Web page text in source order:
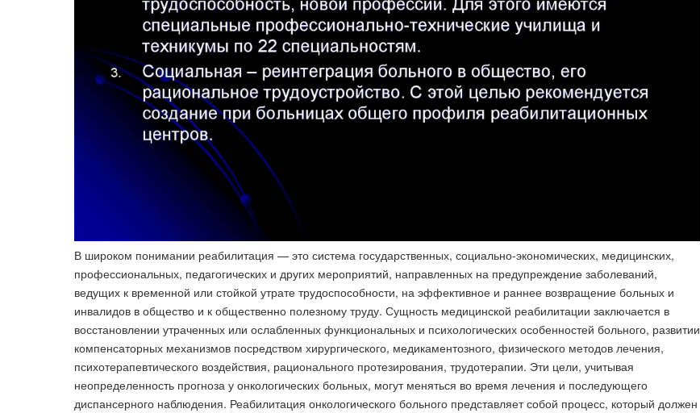
В широком понимании реабилитация — это система государственных, социально-экономических, медицинских,
профессиональных, педагогических и других мероприятий, направленных на предупреждение заболеваний,
ведущих к временной или стойкой утрате трудоспособности, на эффективное и раннее возвращение больных и
инвалидов в общество и к общественно полезному труду. Сущность медицинской реабилитации заключается в
восстановлении утраченных или ослабленных функциональных и психологических особенностей больного, развитии
компенсаторных механизмов посредством хирургического, медикаментозного, физического методов лечения,
психотерапевтического воздействия, рационального протезирования, трудотерапии. Эти цели, учитывая
неопределенность прогноза у онкологических больных, могут меняться во время лечения и последующего
диспансерного наблюдения. Реабилитация онкологического больного представляет собой процесс, который должен